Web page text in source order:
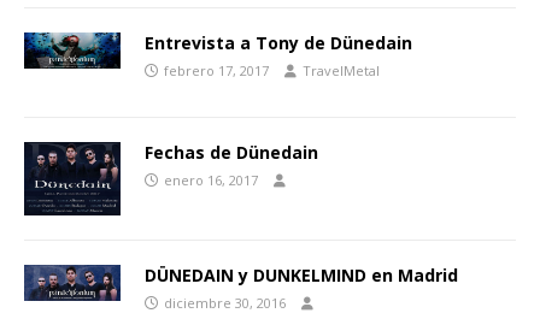
Entrevista a Tony de Dünedain
febrero 17, 2017 TravelMetal
Fechas de Dünedain
enero 16, 2017
DÜNEDAIN y DUNKELMIND en Madrid
diciembre 30, 2016